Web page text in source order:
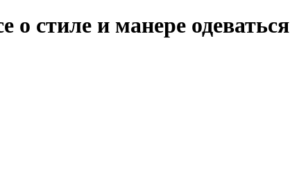
стиле и манере одеваться